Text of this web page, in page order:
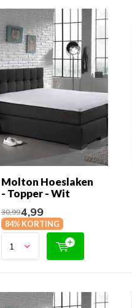
Molton Hoeslaken
- Topper - Wit
30,994,99
84% KORTING